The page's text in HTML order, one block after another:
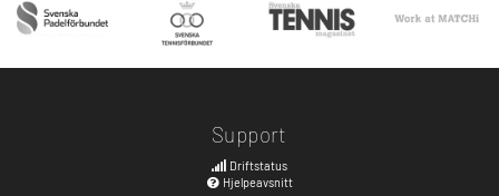
Support
Driftstatus
Hjelpeavsnitt